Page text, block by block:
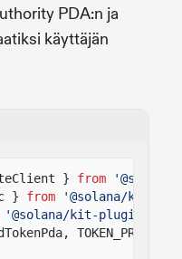
PDA:n ja
käyttäjän
} from
} from
'@solana/kit-
'@solana/kit-plugin-